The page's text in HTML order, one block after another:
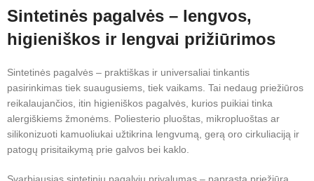
Sintetinės pagalvės – lengvos,
higieniškos ir lengvai prižiūrimos
Sintetinės pagalvės – praktiškas ir universaliai tinkantis
pasirinkimas tiek suaugusiems, tiek vaikams. Tai nedaug priežiūros
reikalaujančios, itin higieniškos pagalvės, kurios puikiai tinka
alergiškiems žmonėms. Poliesterio pluoštas, mikropluoštas ar
silikonizuoti kamuoliukai užtikrina lengvumą, gerą oro cirkuliaciją ir
patogų prisitaikymą prie galvos bei kaklo.
Svarbiausias sintetinių pagalvių privalumas – paprasta priežiūra.